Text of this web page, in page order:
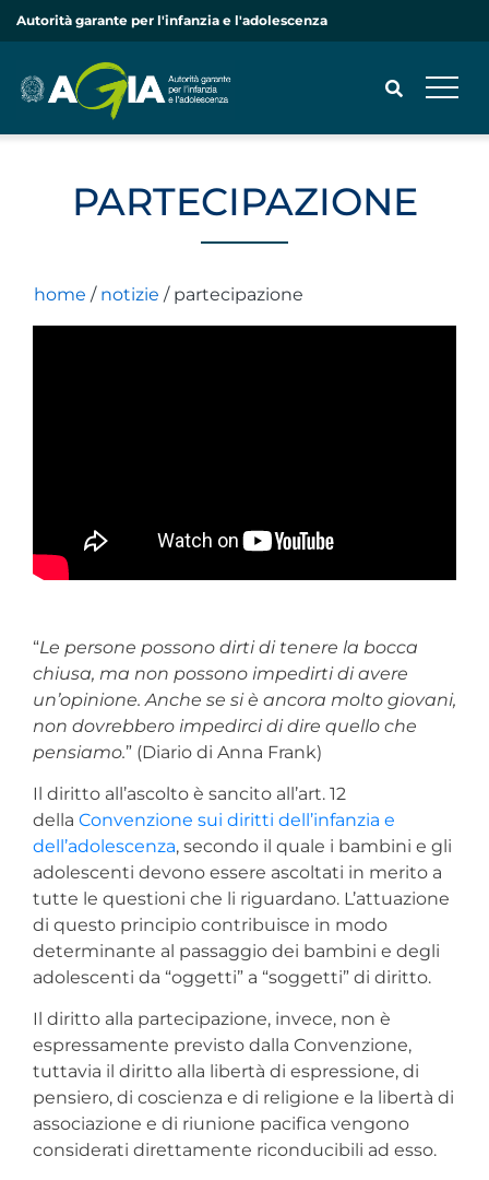
Autorità garante per l'infanzia e l'adolescenza
CERCA
PARTECIPAZIONE
home / notizie / partecipazione
“Le persone possono dirti di tenere la bocca
chiusa, ma non possono impedirti di avere
un’opinione. Anche se si è ancora molto giovani,
non dovrebbero impedirci di dire quello che
pensiamo.” (Diario di Anna Frank)
Il diritto all’ascolto è sancito all’art. 12
della Convenzione sui diritti dell’infanzia e
dell’adolescenza, secondo il quale i bambini e gli
adolescenti devono essere ascoltati in merito a
tutte le questioni che li riguardano. L’attuazione
di questo principio contribuisce in modo
determinante al passaggio dei bambini e degli
adolescenti da “oggetti” a “soggetti” di diritto.
Il diritto alla partecipazione, invece, non è
espressamente previsto dalla Convenzione,
tuttavia il diritto alla libertà di espressione, di
pensiero, di coscienza e di religione e la libertà di
associazione e di riunione pacifica vengono
considerati direttamente riconducibili ad esso.